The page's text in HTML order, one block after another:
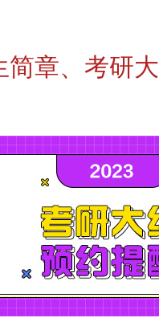
简章、考研